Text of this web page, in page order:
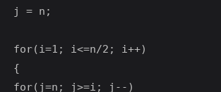
j = n;
for(i=1; i<=n/2; i++)
{
for(j=n; j>=i; j--)